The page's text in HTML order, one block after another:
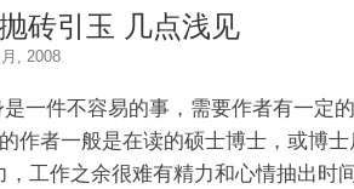
砖引玉 几点浅见
, 2008
一件不容易的事，需要作者有一定
作者一般是在读的硕士博士，或博
工作之余很难有精力和心情抽出时